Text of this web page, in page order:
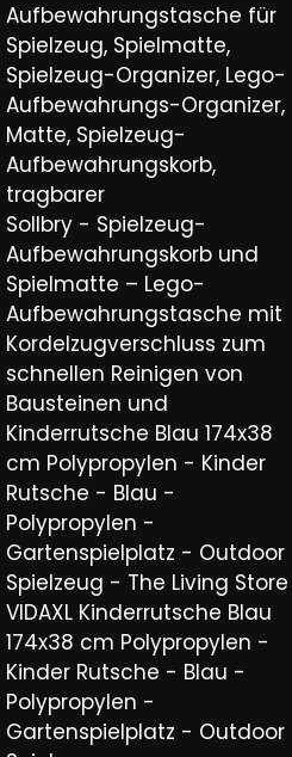
Aufbewahrungstasche für
Spielzeug, Spielmatte,
Spielzeug-Organizer, Lego-
Aufbewahrungs-Organizer,
Matte, Spielzeug-
Aufbewahrungskorb,
tragbarer
Sollbry - Spielzeug-
Aufbewahrungskorb und
Spielmatte – Lego-
Aufbewahrungstasche mit
Kordelzugverschluss zum
schnellen Reinigen von
Bausteinen und
Kinderrutsche Blau 174x38
cm Polypropylen - Kinder
Rutsche - Blau -
Polypropylen -
Gartenspielplatz - Outdoor
Spielzeug - The Living Store
VIDAXL Kinderrutsche Blau
174x38 cm Polypropylen -
Kinder Rutsche - Blau -
Polypropylen -
Gartenspielplatz - Outdoor